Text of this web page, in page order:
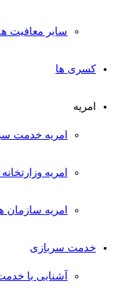
سایر معافیت ها
کسری ها
امریه
امریه خدمت
امریه وزارتخانه ها
امریه سازمان ها
خدمت سربازی
آشنایی با خدمت